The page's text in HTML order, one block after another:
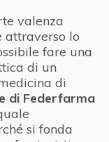
valenza
attraverso lo
fare una
di un
di
di Federfarma
si fonda